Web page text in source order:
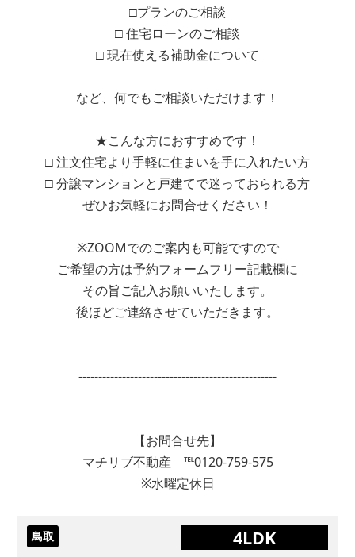
□プランのご相談
□ 住宅ローンのご相談
□ 現在使える補助金について
など、何でもご相談いただけます！
★こんな方におすすめです！
□ 注文住宅より手軽に住まいを手に入れたい方
□ 分譲マンションと戸建てで迷っておられる方
ぜひお気軽にお問合せください！
※ZOOMでのご案内も可能ですので
ご希望の方は予約フォームフリー記載欄に
その旨ご記入お願いいたします。
後ほどご連絡させていただきます。
--------------------------------------------------
【お問合せ先】
マチリブ不動産 ℡0120-759-575
※水曜定休日
鳥取 4LDK